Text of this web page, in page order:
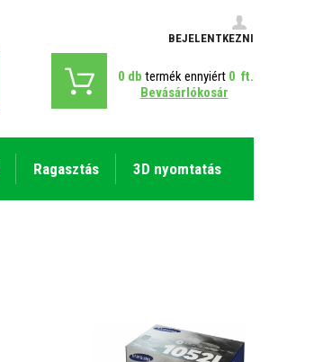
BEJELENTKEZNI
0 db termék ennyiért 0 ft.
Bevásárlókosár
Ragasztás 3D nyomtatás